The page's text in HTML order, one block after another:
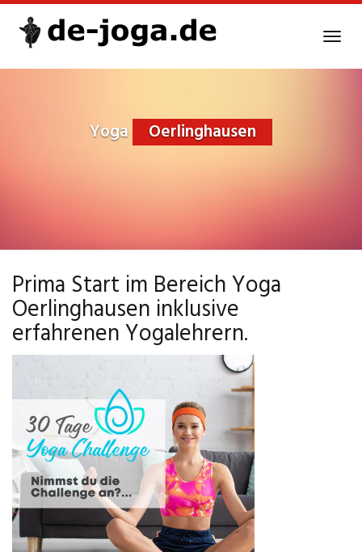
Yoga Oerlinghausen
Prima Start im Bereich Yoga
Oerlinghausen inklusive
erfahrenen Yogalehrern.